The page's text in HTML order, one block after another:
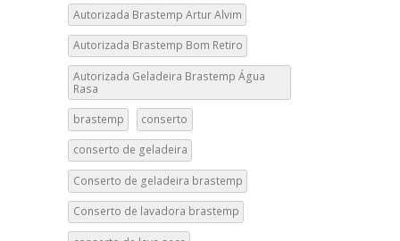
Autorizada Brastemp Artur Alvim
Autorizada Brastemp Bom Retiro
Autorizada Geladeira Brastemp Água
Rasa
brastemp conserto
conserto de geladeira
Conserto de geladeira brastemp
Conserto de lavadora brastemp